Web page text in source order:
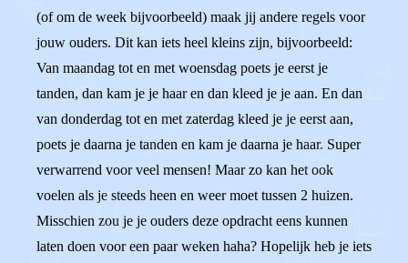
(of om de week bijvoorbeeld) maak jij andere regels voor
jouw ouders. Dit kan iets heel kleins zijn, bijvoorbeeld:
Van maandag tot en met woensdag poets je eerst je
tanden, dan kam je je haar en dan kleed je je aan. En dan
van donderdag tot en met zaterdag kleed je je eerst aan,
poets je daarna je tanden en kam je daarna je haar. Super
verwarrend voor veel mensen! Maar zo kan het ook
voelen als je steeds heen en weer moet tussen 2 huizen.
Misschien zou je je ouders deze opdracht eens kunnen
laten doen voor een paar weken haha? Hopelijk heb je iets